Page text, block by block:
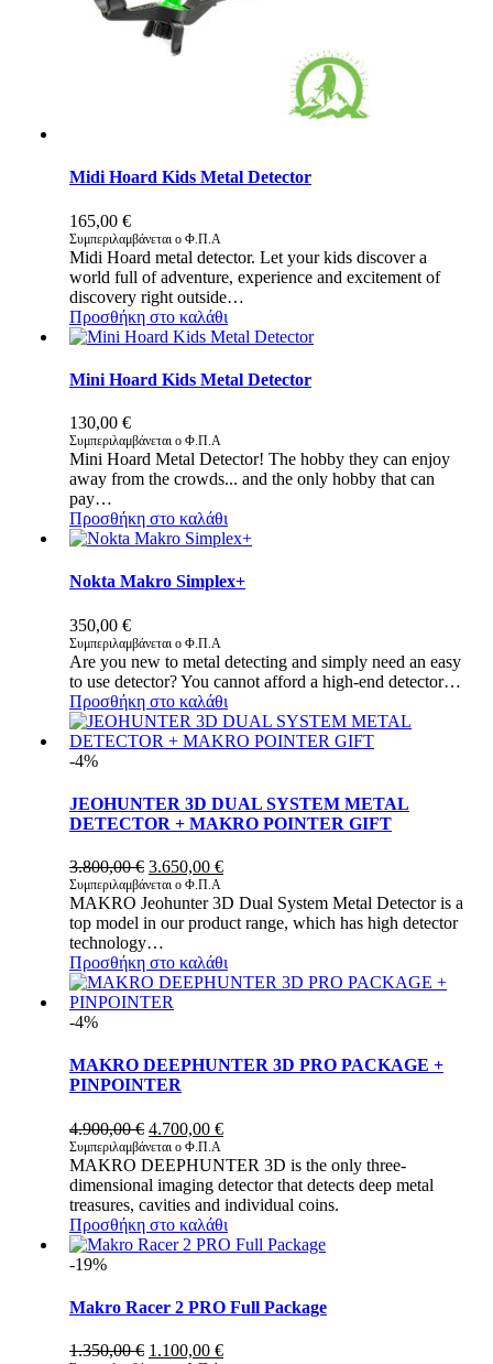
Midi Hoard Kids Metal Detector
165,00 €
Συμπεριλαμβάνεται ο Φ.Π.Α
Midi Hoard metal detector. Let your kids discover a
world full of adventure, experience and excitement of
discovery right outside…
Προσθήκη στο καλάθι
Mini Hoard Kids Metal Detector
130,00 €
Συμπεριλαμβάνεται ο Φ.Π.Α
Mini Hoard Metal Detector! The hobby they can enjoy
away from the crowds... and the only hobby that can
pay…
Προσθήκη στο καλάθι
Nokta Makro Simplex+
350,00 €
Συμπεριλαμβάνεται ο Φ.Π.Α
Are you new to metal detecting and simply need an easy
to use detector? You cannot afford a high-end detector…
Προσθήκη στο καλάθι
-4%
JEOHUNTER 3D DUAL SYSTEM METAL
DETECTOR + MAKRO POINTER GIFT
3.800,00€ Original
price
was:
3.800,00 €.
3.650,00 €Η
τιμή
είναι:
Συμπεριλαμβάνεται ο Φ.Π.Α
MAKRO Jeohunter 3D Dual System Metal Detector is a
top model in our product range, which has high detector
technology…
Προσθήκη στο καλάθι
-4%
MAKRO DEEPHUNTER 3D PRO PACKAGE +
PINPOINTER
4.900,00€ Original
price
was:
4.900,00 €.
4.700,00 €Η
τιμή
είναι:
4.700,00 €.
Συμπεριλαμβάνεται ο Φ.Π.Α
MAKRO DEEPHUNTER 3D is the only three-
dimensional imaging detector that detects deep metal
treasures, cavities and individual coins.
Προσθήκη στο καλάθι
-19%
Makro Racer 2 PRO Full Package
1.350,00€ Original
1.100,00 €Η